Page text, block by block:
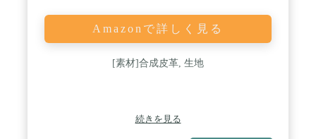
Amazonで詳しく見る
[素材]合成皮革, 生地
続きを見る